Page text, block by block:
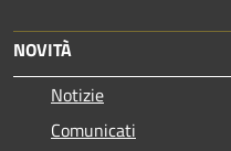
NOVITÀ
Notizie
Comunicati